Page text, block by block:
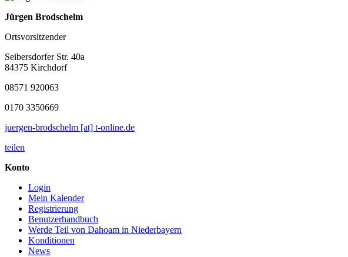
Jürgen Brodschelm
Ortsvorsitzender
Seibersdorfer Str. 40a
84375 Kirchdorf
08571 920063
0170 3350669
juergen-brodschelm [at] t-online.de
teilen
Konto
Login
Mein Kalender
Registrierung
Benutzerhandbuch
Werde Teil von Dahoam in Niederbayern
Konditionen
News